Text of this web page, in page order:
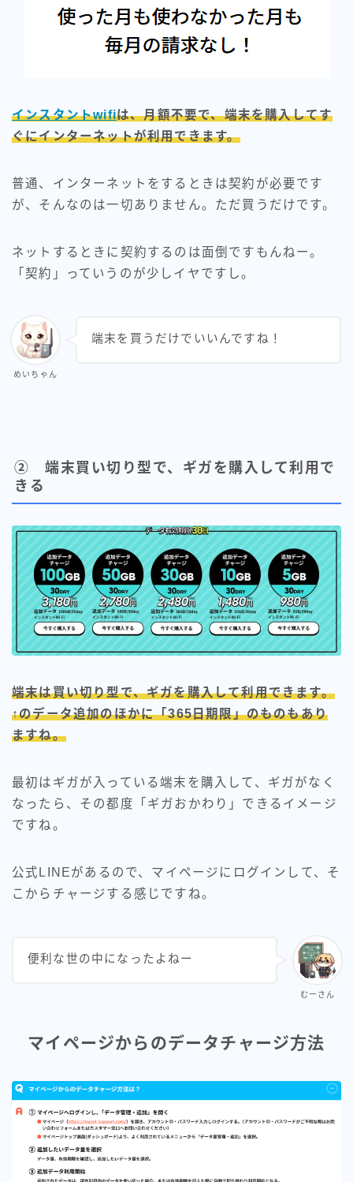
インスタントwifiは、月額不要で、端末を購入してす
ぐにインターネットが利用できます。
普通、インターネットをするときは契約が必要です
が、そんなのは一切ありません。ただ買うだけです。
ネットするときに契約するのは面倒ですもんねー。
「契約」っていうのが少しイヤですし。
めいちゃん
端末を買うだけでいいんですね！
② 端末買い切り型で、ギガを購入して利用で
きる
端末は買い切り型で、ギガを購入して利用できます。
↑のデータ追加のほかに「365日期限」のものもあり
ますね。
最初はギガが入っている端末を購入して、ギガがなく
なったら、その都度「ギガおかわり」できるイメージ
ですね。
公式LINEがあるので、マイページにログインして、そ
こからチャージする感じですね。
むーさん
便利な世の中になったよねー
マイページからのデータチャージ方法